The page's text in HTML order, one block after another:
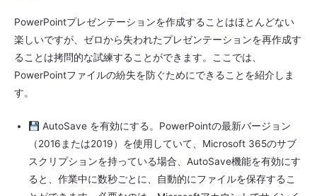
PowerPointプレゼンテーションを作成することはほとんどない
楽しいですが、ゼロから失われたプレゼンテーションを再作成す
ることは拷問的な試練することができます。ここでは、
PowerPointファイルの紛失を防ぐためにできることを紹介しま
す。
AutoSave を有効にする。PowerPointの最新バージョン
（2016または2019）を使用していて、Microsoft 365のサブ
スクリプションを持っている場合、AutoSave機能を有効にす
ると、作業中に数秒ごとに、自動的にファイルを保存するこ